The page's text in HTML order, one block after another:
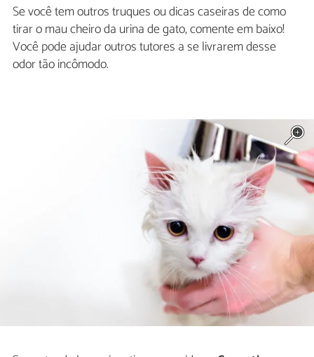
Se você tem outros truques ou dicas caseiras de como
tirar o mau cheiro da urina de gato, comente em baixo!
Você pode ajudar outros tutores a se livrarem desse
odor tão incômodo.